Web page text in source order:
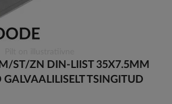
ST/ZN DIN-LIIST 35X7.5MM
GALVAALILISELT TSINGITUD